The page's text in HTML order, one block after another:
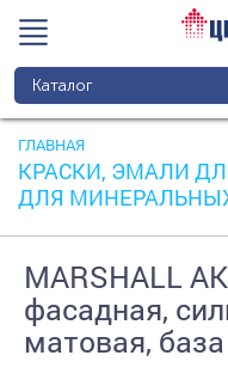
Каталог
ГЛАВНАЯ
КРАСКИ, ЭМАЛИ
ДЛЯ
MARSHALL
фасадная,
матовая, база